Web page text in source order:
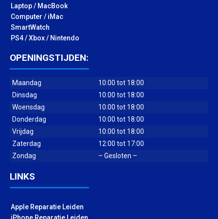
Laptop / MacBook
Computer / iMac
SmartWatch
PS4 / Xbox / Nintendo
OPENINGSTIJDEN:
Maandag
10:00 tot 18:00
Dinsdag
10:00 tot 18:00
Woensdag
10:00 tot 18:00
Donderdag
10:00 tot 18:00
Vrijdag
10:00 tot 18:00
Zaterdag
12:00 tot 17:00
Zondag
– Gesloten –
LINKS
Apple Reparatie Leiden